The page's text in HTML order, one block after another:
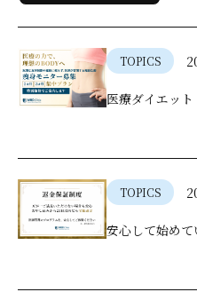
TOPICS
医療ダイエッ
TOPICS
安心して始め